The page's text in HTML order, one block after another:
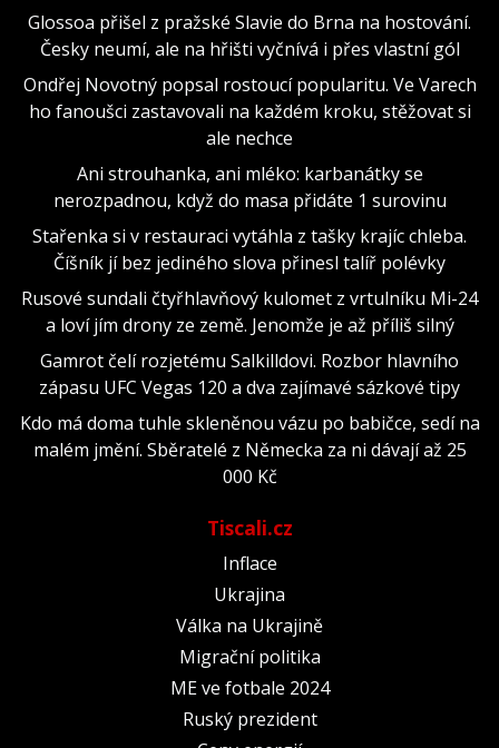
Glossoa přišel z pražské Slavie do Brna na hostování.
Česky neumí, ale na hřišti vyčnívá i přes vlastní gól
Ondřej Novotný popsal rostoucí popularitu. Ve Varech
ho fanoušci zastavovali na každém kroku, stěžovat si
ale nechce
Ani strouhanka, ani mléko: karbanátky se
nerozpadnou, když do masa přidáte 1 surovinu
Stařenka si v restauraci vytáhla z tašky krajíc chleba.
Číšník jí bez jediného slova přinesl talíř polévky
Rusové sundali čtyřhlavňový kulomet z vrtulníku Mi-24
a loví jím drony ze země. Jenomže je až příliš silný
Gamrot čelí rozjetému Salkilldovi. Rozbor hlavního
zápasu UFC Vegas 120 a dva zajímavé sázkové tipy
Kdo má doma tuhle skleněnou vázu po babičce, sedí na
malém jmění. Sběratelé z Německa za ni dávají až 25
000 Kč
Tiscali.cz
Inflace
Ukrajina
Válka na Ukrajině
Migrační politika
ME ve fotbale 2024
Ruský prezident